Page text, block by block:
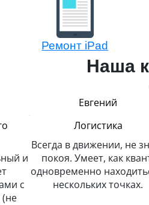
Ремонт iPad
Наша
и
с
Евгений
Логистика
Всегда в движении, не
покоя. Умеет, как
одновременно
нескольких точках.